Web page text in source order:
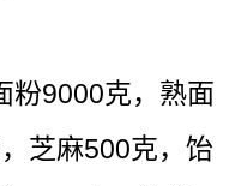
粉9000克，熟面
芝麻500克，饴